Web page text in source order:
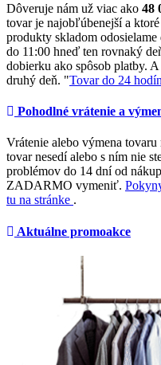
Dôveruje nám už viac ako 48
tovar je najobľúbenejší a
produkty skladom
do 11:00 hneď ten rovnaký
dobierku ako spôsob platby.
druhý deň. "Tovar do 24
Pohodlné vrátenie a
Vrátenie alebo výmena
tovar nesedí alebo s ním nie
problémov do 14 dní od
ZADARMO vymeniť.
tu na stránke .
Aktuálne promoakce